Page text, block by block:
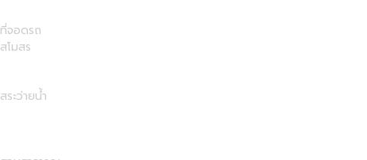
ที่จอดรถ
สโมสร
สระว่ายน้ำ